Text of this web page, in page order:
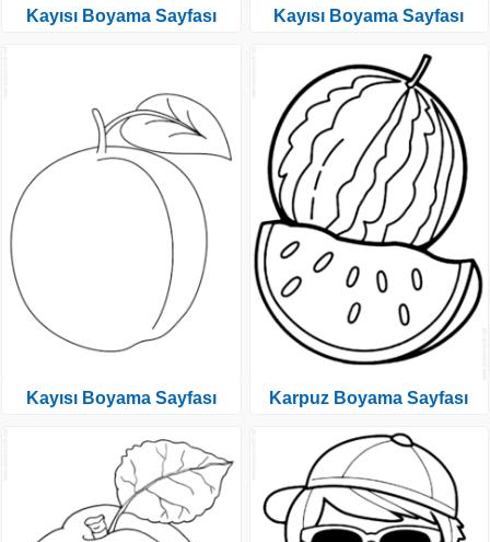
Kayısı Boyama Sayfası
Kayısı Boyama Sayfası
Kayısı Boyama Sayfası
Karpuz Boyama Sayfası